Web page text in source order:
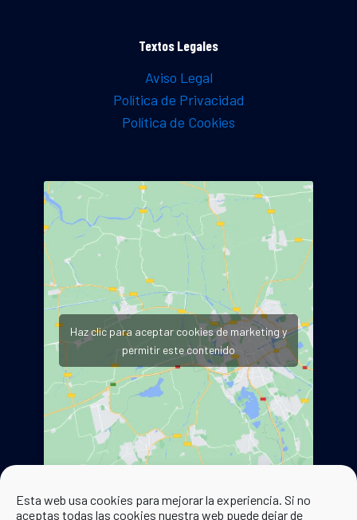
Esta web usa cookies para mejorar la experiencia. Si no
aceptas todas las cookies nuestra web puede dejar de
Textos Legales
Aviso Legal
Política de Privacidad
Política de Cookies
Haz clic para aceptar cookies de marketing y
permitir este contenido